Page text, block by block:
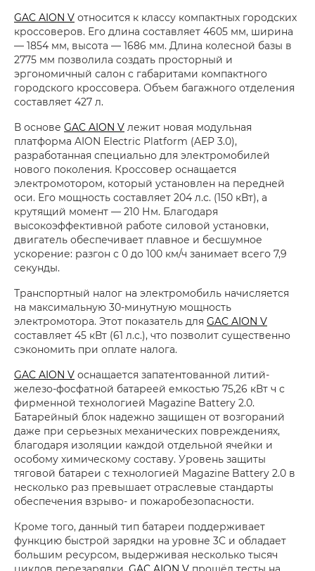
GAC AION V относится к классу компактных городских
кроссоверов. Его длина составляет 4605 мм, ширина
— 1854 мм, высота — 1686 мм. Длина колесной базы в
2775 мм позволила создать просторный и
эргономичный салон с габаритами компактного
городского кроссовера. Объем багажного отделения
составляет 427 л.
В основе GAC AION V лежит новая модульная
платформа AION Electric Platform (AEP 3.0),
разработанная специально для электромобилей
нового поколения. Кроссовер оснащается
электромотором, который установлен на передней
оси. Его мощность составляет 204 л.с. (150 кВт), а
крутящий момент — 210 Нм. Благодаря
высокоэффективной работе силовой установки,
двигатель обеспечивает плавное и бесшумное
ускорение: разгон с 0 до 100 км/ч занимает всего 7,9
секунды.
Транспортный налог на электромобиль начисляется
на максимальную 30-минутную мощность
электромотора. Этот показатель для GAC AION V
составляет 45 кВт (61 л.с.), что позволит существенно
сэкономить при оплате налога.
GAC AION V оснащается запатентованной литий-
железо-фосфатной батареей емкостью 75,26 кВт ч с
фирменной технологией Magazine Battery 2.0.
Батарейный блок надежно защищен от возгораний
даже при серьезных механических повреждениях,
благодаря изоляции каждой отдельной ячейки и
особому химическому составу. Уровень защиты
тяговой батареи с технологией Magazine Battery 2.0 в
несколько раз превышает отраслевые стандарты
обеспечения взрыво- и пожаробезопасности.
Кроме того, данный тип батареи поддерживает
функцию быстрой зарядки на уровне 3C и обладает
большим ресурсом, выдерживая несколько тысяч